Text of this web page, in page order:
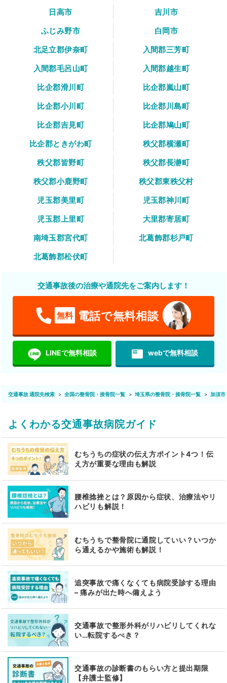
日高市
吉川市
ふじみ野市
白岡市
北足立郡伊奈町
入間郡三芳町
入間郡毛呂山町
入間郡越生町
比企郡滑川町
比企郡嵐山町
比企郡小川町
比企郡川島町
比企郡吉見町
比企郡鳩山町
比企郡ときがわ町
秩父郡横瀬町
秩父郡皆野町
秩父郡長瀞町
秩父郡小鹿野町
秩父郡東秩父村
児玉郡美里町
児玉郡神川町
児玉郡上里町
大里郡寄居町
南埼玉郡宮代町
北葛飾郡杉戸町
北葛飾郡松伏町
交通事故後の治療や通院先をご案内します！
無料 電話で無料相談
LINEで無料相談 featured_play_list webで無料相談
交通事故 通院先検索 全国の整骨院・接骨院一覧 埼玉県の整骨院・接骨院一覧 加須市
よくわかる交通事故病院ガイド
むちうちの症状の伝え方ポイント4つ！伝
え方が重要な理由も解説
腰椎捻挫とは？原因から症状、治療法やリ
ハビリも解説！
むちうちで整骨院に通院していい？いつか
ら通えるかや施術も解説！
追突事故で痛くなくても病院受診する理由
– 痛みが出た時へ備えよう
交通事故で整形外科がリハビリしてくれな
い…転院するべき？
交通事故の診断書のもらい方と提出期限
【弁護士監修】